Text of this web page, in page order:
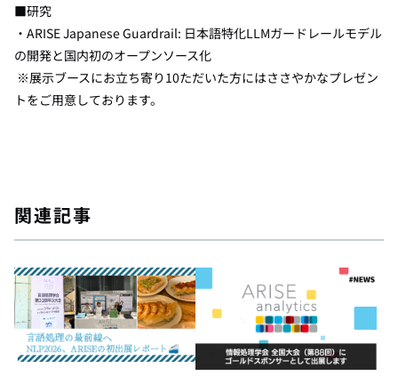
■研究
・ARISE Japanese Guardrail: 日本語特化LLMガードレールモデル
の開発と国内初のオープンソース化
※展示ブースにお立ち寄り10ただいた方にはささやかなプレゼン
トをご用意しております。
関連記事